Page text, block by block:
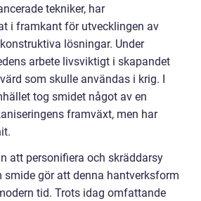
tekniker, har
i framkant för utvecklingen av
lösningar. Under
arbete livsviktigt i skapandet
som skulle användas i krig. I
tog smidet något av en
framväxt, men har
att personifiera och skräddarsy
smide gör att denna hantverksform
tid. Trots idag omfattande